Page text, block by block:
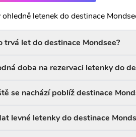
letenek do destinace
trvá let do destinace Mondsee?
doba na rezervaci letenky do
se nachází poblíž destinace
levné letenky do destinace